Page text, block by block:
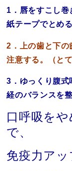
1．唇をすこし巻
紙テープでとめる
2．上の歯と下の
注意する。（と
3．ゆっくり腹式
経のバランスを整
口呼吸を
で、
免疫力アッ